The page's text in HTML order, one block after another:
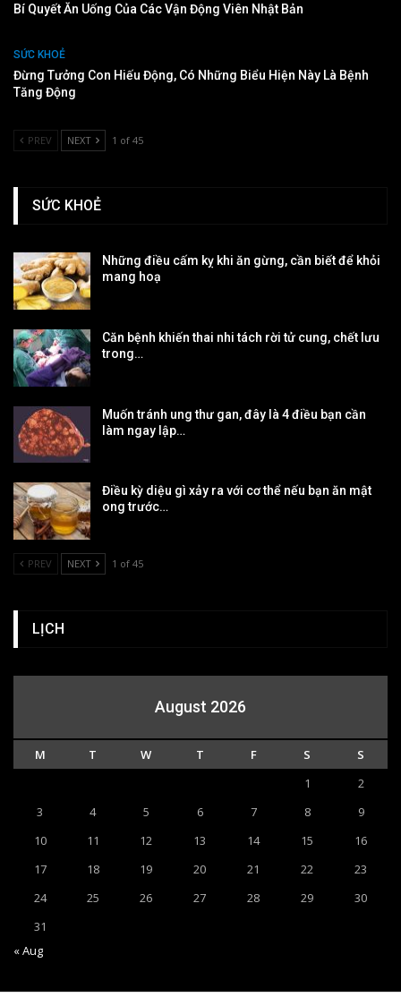
Bí Quyết Ăn Uống Của Các Vận Động Viên Nhật Bản
SỨC KHOẺ
Đừng Tưởng Con Hiếu Động, Có Những Biểu Hiện Này Là Bệnh
Tăng Động
PREV NEXT 1 of 45
SỨC KHOẺ
Những điều cấm kỵ khi ăn gừng, cần biết để khỏi
mang hoạ
Căn bệnh khiến thai nhi tách rời tử cung, chết lưu
trong…
Muốn tránh ung thư gan, đây là 4 điều bạn cần
làm ngay lập…
Điều kỳ diệu gì xảy ra với cơ thể nếu bạn ăn mật
ong trước…
PREV NEXT 1 of 45
LỊCH
August 2026
M T W T F S
S
1
2
3
4 5 6 7 8
9
10
11 12 13 14 15
16
17
18 19 20 21 22
23
24
25 26 27 28 29
30
31
« Aug